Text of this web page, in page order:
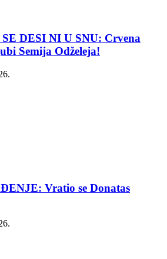
DESI NI U SNU: Crvena
Semija Odželeja!
Vratio se Donatas